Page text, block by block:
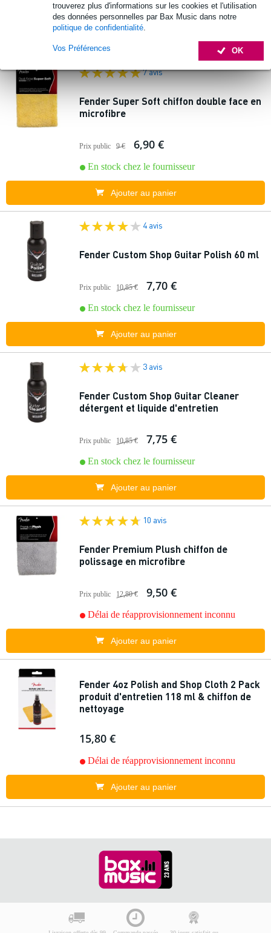
trouverez plus d'informations sur les cookies et l'utilisation
des données personnelles par Bax Music dans notre
politique de confidentialité.
OK
Vos Préférences
En stock chez le fournisseur
7 avis
Fender Super Soft chiffon double face en
microfibre
Prix public 9 € 6,90 €
En stock chez le fournisseur
Ajouter au panier
4 avis
Fender Custom Shop Guitar Polish 60 ml
Prix public 10,85 € 7,70 €
En stock chez le fournisseur
Ajouter au panier
3 avis
Fender Custom Shop Guitar Cleaner
détergent et liquide d'entretien
Prix public 10,85 € 7,75 €
En stock chez le fournisseur
Ajouter au panier
10 avis
Fender Premium Plush chiffon de
polissage en microfibre
Prix public 12,80 € 9,50 €
Délai de réapprovisionnement inconnu
Ajouter au panier
Fender 4oz Polish and Shop Cloth 2 Pack
produit d'entretien 118 ml & chiffon de
nettoyage
15,80 €
Délai de réapprovisionnement inconnu
Ajouter au panier